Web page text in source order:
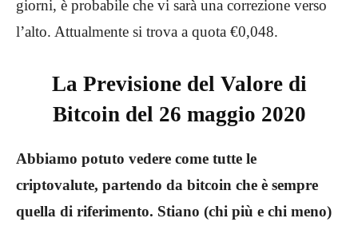
giorni, è probabile che vi sarà una correzione verso
l’alto. Attualmente si trova a quota €0,048.
La Previsione del Valore di
Bitcoin del 26 maggio 2020
Abbiamo potuto vedere come tutte le
criptovalute, partendo da bitcoin che è sempre
quella di riferimento. Stiano (chi più e chi meno)